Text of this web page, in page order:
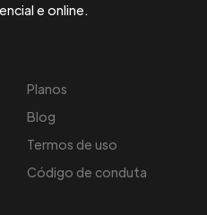
e online.
Planos
Blog
Termos de uso
Código de conduta